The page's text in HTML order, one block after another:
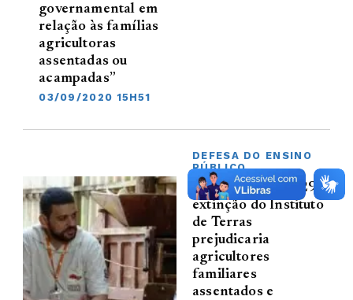
governamental em
relação às famílias
agricultoras
assentadas ou
acampadas”
03/09/2020 15H51
DEFESA DO ENSINO
PÚBLICO
Prevista no PL 529,
extinção do Instituto
de Terras
prejudicaria
agricultores
familiares
assentados e